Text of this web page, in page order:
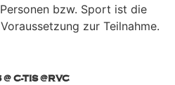
bzw. Sport ist die
zur Teilnahme.
C-TIS @RVC